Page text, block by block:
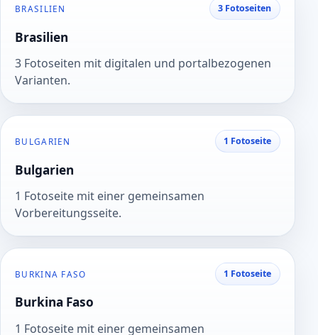
BRASILIEN 3 Fotoseiten
Brasilien
3 Fotoseiten mit digitalen und portalbezogenen
Varianten.
BULGARIEN 1 Fotoseite
Bulgarien
1 Fotoseite mit einer gemeinsamen
Vorbereitungsseite.
BURKINA FASO 1 Fotoseite
Burkina Faso
1 Fotoseite mit einer gemeinsamen